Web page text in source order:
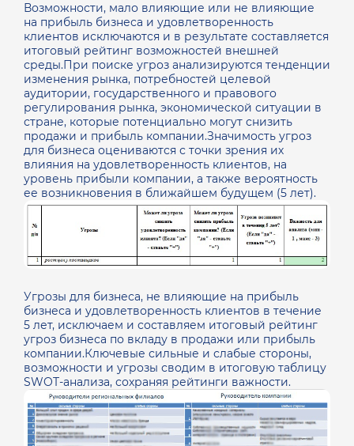
Возможности, мало влияющие или не влияющие
на прибыль бизнеса и удовлетворенность
клиентов исключаются и в результате составляется
итоговый рейтинг возможностей внешней
среды.При поиске угроз анализируются тенденции
изменения рынка, потребностей целевой
аудитории, государственного и правового
регулирования рынка, экономической ситуации в
стране, которые потенциально могут снизить
продажи и прибыль компании.Значимость угроз
для бизнеса оцениваются с точки зрения их
влияния на удовлетворенность клиентов, на
уровень прибыли компании, а также вероятность
ее возникновения в ближайшем будущем (5 лет).
Угрозы для бизнеса, не влияющие на прибыль
бизнеса и удовлетворенность клиентов в течение
5 лет, исключаем и составляем итоговый рейтинг
угроз бизнеса по вкладу в продажи или прибыль
компании.Ключевые сильные и слабые стороны,
возможности и угрозы сводим в итоговую таблицу
SWOT-анализа, сохраняя рейтинги важности.